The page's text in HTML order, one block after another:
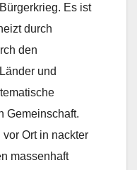
Es ist
durch
den
und
Gemeinschaft.
Ort in nackter
massenhaft